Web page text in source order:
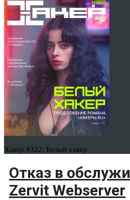
Хакер #322. Белый хакер
Отказ в
Zervit Webserver